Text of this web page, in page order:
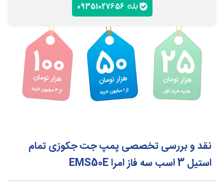
نقد و بررسی تخصصی پمپ جت جکوزی تمام
استیل 3 اسب سه فاز امرا EMS50E